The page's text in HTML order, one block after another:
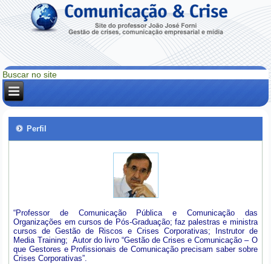
Perfil
“Professor de Comunicação Pública e Comunicação das
Organizações em cursos de Pós-Graduação; faz palestras e ministra
cursos de Gestão de Riscos e Crises Corporativas; Instrutor de
Media Training; Autor do livro “Gestão de Crises e Comunicação – O
que Gestores e Profissionais de Comunicação precisam saber sobre
Crises Corporativas”.